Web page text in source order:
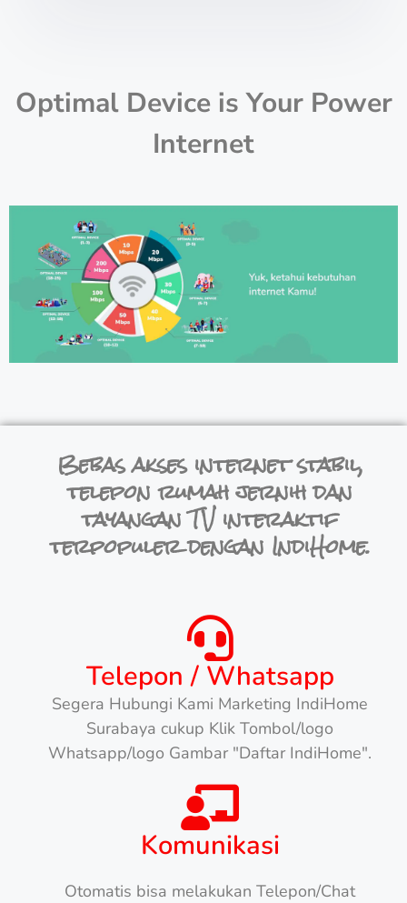
Optimal Device is Your Power
Internet
Bebas akses internet stabil,
telepon rumah jernih dan
tayangan TV interaktif
terpopuler dengan IndiHome.
Telepon / Whatsapp
Segera Hubungi Kami Marketing IndiHome
Surabaya cukup Klik Tombol/logo
Whatsapp/logo Gambar "Daftar IndiHome".
Komunikasi
Otomatis bisa melakukan Telepon/Chat